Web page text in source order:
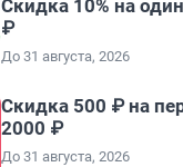
Скидка 10% на
₽
До 31 августа, 2026
Скидка 500 ₽ на
2000 ₽
До 31 августа, 2026